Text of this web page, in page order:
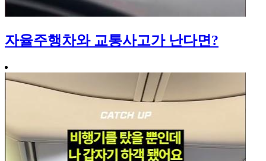
자율주행차와 교통사고가 난다면?